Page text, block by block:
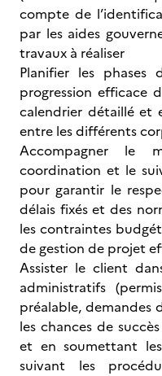
compte de
par les aides
travaux à réaliser
Planifier les
progression efficace
calendrier détaillé et
entre les différents
Accompagner le
coordination et le
pour garantir le
délais fixés et des
les contraintes
de gestion de projet
Assister le client
administratifs
préalable, demandes
les chances de
et en soumettant
suivant les